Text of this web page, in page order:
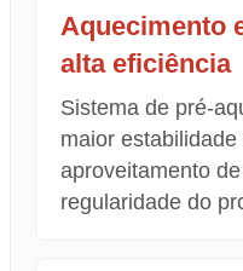
Aquecimento
alta eficiência
Sistema de pré-
maior
aproveitamento
regularidade do